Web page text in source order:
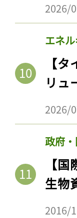
2026/
エネ
【
リュ
2026/
政府
【
生物
2016/